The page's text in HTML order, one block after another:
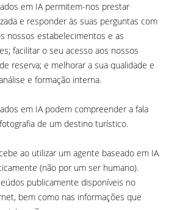
em IA permitem-nos prestar
e responder às suas perguntas com
nossos estabelecimentos e as
facilitar o seu acesso aos nossos
reserva; e melhorar a sua qualidade e
e formação interna.
em IA podem compreender a fala
de um destino turístico.
ao utilizar um agente baseado em IA
(não por um ser humano).
publicamente disponíveis no
bem como nas informações que